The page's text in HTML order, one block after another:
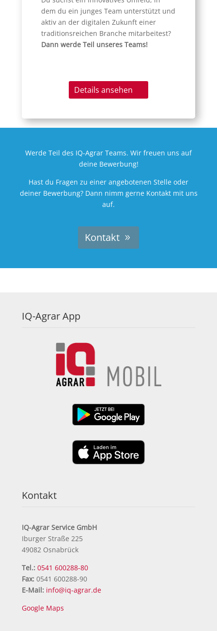
dem du ein junges Team unterstützt und
aktiv an der digitalen Zukunft einer
traditionsreichen Branche mitarbeitest?
Dann werde Teil unseres Teams!
Details ansehen
Werde Teil des IQ-Agrar Teams. Wir freuen uns auf
deine Bewerbung!
Hast du Fragen zu einer angebotenen Stelle oder
deiner Bewerbung? Dann nimm gerne Kontakt mit uns
auf.
Kontakt
IQ-Agrar App
Kontakt
IQ-Agrar Service GmbH
Iburger Straße 225
49082 Osnabrück
Tel.: 0541 600288-80
Fax:0541 600288-90
E-Mail: info@iq-agrar.de
Google Maps